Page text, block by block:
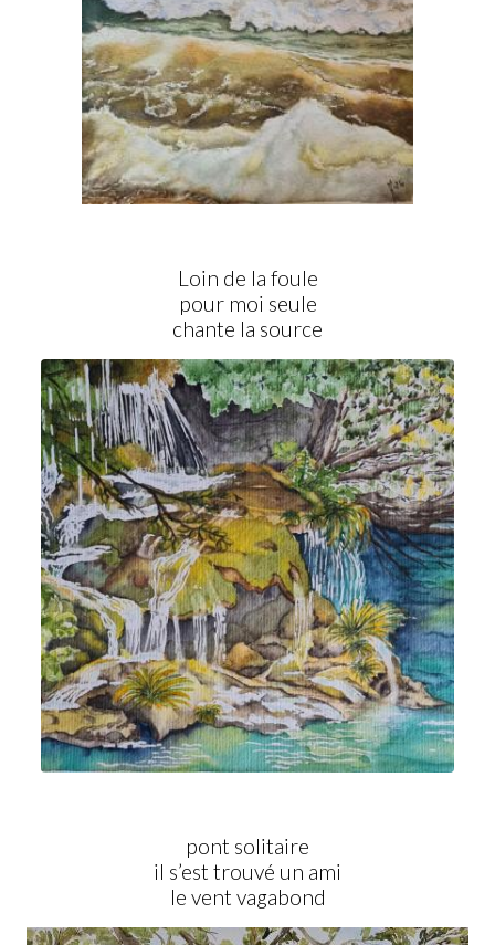
Loin de la foule
pour moi seule
chante la source
pont solitaire
il s’est trouvé un ami
le vent vagabond